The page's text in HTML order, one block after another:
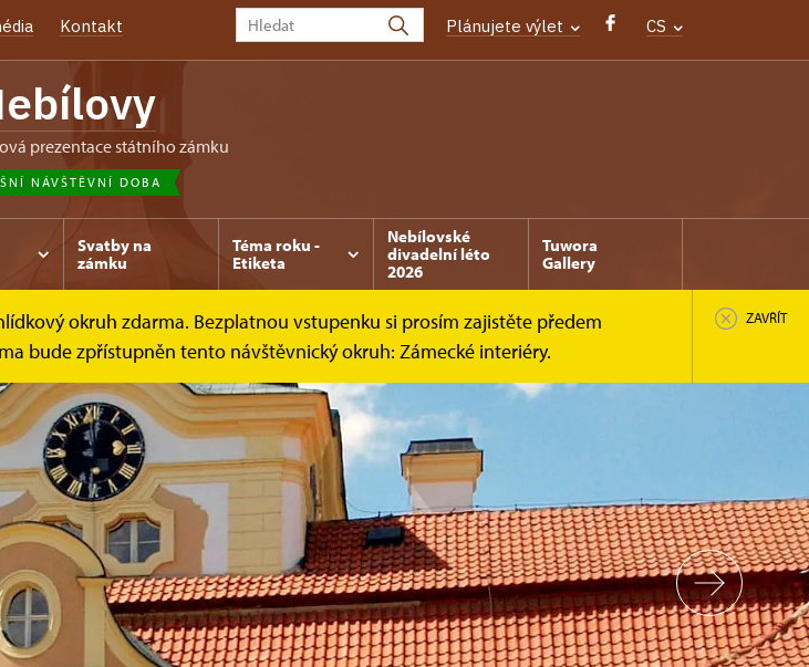
Kontakt Plánujete výlet CS
prezentace státního zámku
NÁVŠTĚVNÍ DOBA
Svatby na
zámku
Téma roku -
Etiketa
Nebílovské
divadelní léto
2026
Tuwora
Gallery
okruh zdarma. Bezplatnou vstupenku si prosím zajistěte předem
bude zpřístupněn tento návštěvnický okruh: Zámecké interiéry.
ZAVŘÍT